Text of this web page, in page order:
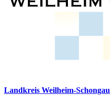
Landkreis Weilheim-Schongau